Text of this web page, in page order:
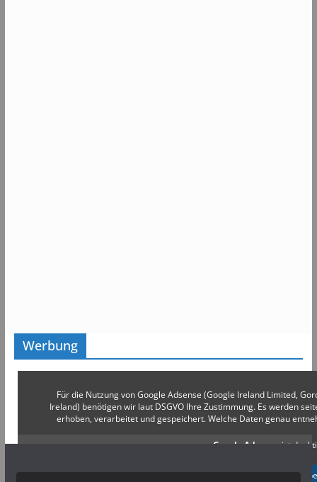
Werbung
Für die Nutzung von Google Adsense (Google Ireland Limited,
Ireland) benötigen wir laut DSGVO Ihre Zustimmung. Es werden
erhoben, verarbeitet und gespeichert. Welche Daten genau
Google Adsense ist
✓ Erlauben